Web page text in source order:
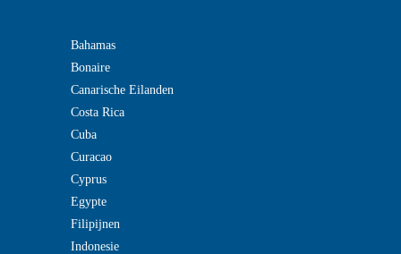
Bahamas
Bonaire
Canarische Eilanden
Costa Rica
Cuba
Curacao
Cyprus
Egypte
Filipijnen
Indonesie